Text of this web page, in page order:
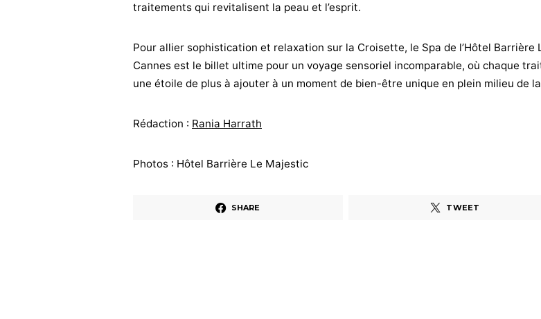
traitements qui revitalisent la peau et l’esprit.
Pour allier sophistication et relaxation sur la Croisette, le Spa de l’Hôtel Barrière
Cannes est le billet ultime pour un voyage sensoriel incomparable, où chaque
une étoile de plus à ajouter à un moment de bien-être unique en plein milieu de
Rédaction : Rania Harrath
Photos : Hôtel Barrière Le Majestic
SHARE TWEET